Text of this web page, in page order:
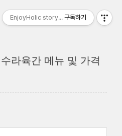
라육간 메뉴 및 가격
EnjoyHolic story... 구독하기